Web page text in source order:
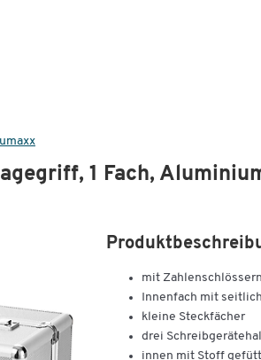
1 Fach,
mit Zahlenschlössern
Innenfach mit
kleine Steckfächer
drei
innen mit Stoff